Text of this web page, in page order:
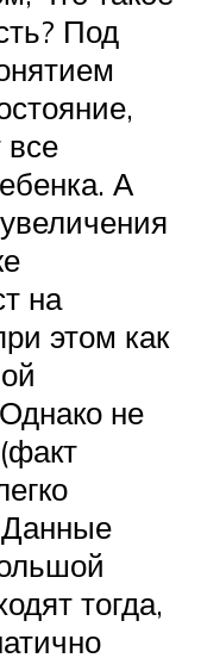
Под
все
А
на
этом как
не
тогда,